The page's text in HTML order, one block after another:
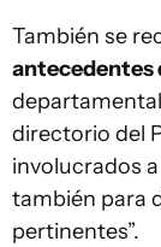
También se
antecedentes
directorio del
involucrados
también para
pertinentes”.